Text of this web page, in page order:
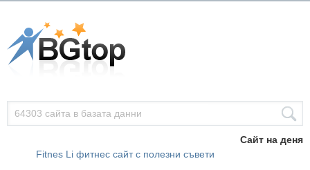
Сайт на деня
Fitnes Li фитнес сайт с полезни съвети